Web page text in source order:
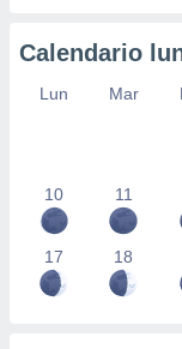
Calendario
Lun Mar
10 11
17 18